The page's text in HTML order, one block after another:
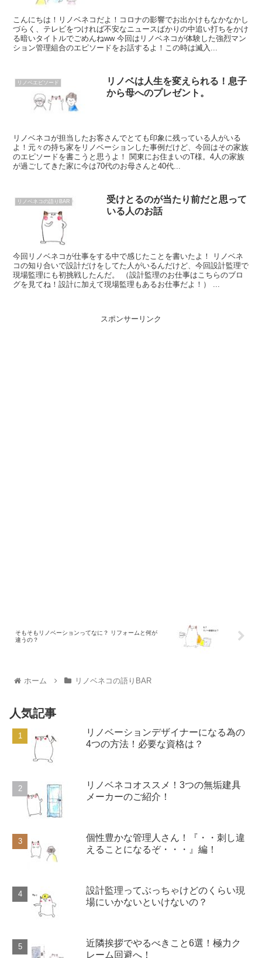
こんにちは！リノベネコだよ！コロナの影響でお出かけもなかなかし
づらく、テレビをつければ不安なニュースばかりの中追い打ちをかけ
る暗いタイトルでごめんねww 今回はリノベネコが体験した強烈マン
ション管理組合のエピソードをお話するよ！この時は滅入...
リノベエピソード
リノベは人生を変えられる！息子
から母へのプレゼント。
リノベネコが担当したお客さんでとても印象に残っている人がいる
よ！元々の持ち家をリノベーションした事例だけど、今回はその家族
のエピソードを書こうと思うよ！ 関東にお住まいのT様。4人の家族
が過ごしてきた家に今は70代のお母さんと40代...
リノベネコの語りBAR
受けとるのが当たり前だと思って
いる人のお話
今回リノベネコが仕事をする中で感じたことを書いたよ！ リノベネ
コの知り合いで設計だけをしてた人がいるんだけど、今回設計監理で
現場監理にも初挑戦したんだ。 （設計監理のお仕事はこちらのブロ
グを見てね！設計に加えて現場監理もあるお仕事だよ！） ...
スポンサーリンク
そもそもリノベーションってなに？ リフォームと何が
違うの？
ホーム リノベネコの語りBAR
人気記事
リノベーションデザイナーになる為の
4つの方法！必要な資格は？
リノベネコオススメ！3つの無垢建具
メーカーのご紹介！
個性豊かな管理人さん！『・・刺し違
えることになるぞ・・・』編！
設計監理ってぶっちゃけどのくらい現
場にいかないといけないの？
近隣挨拶でやるべきこと6選！極力ク
レーム回避へ！